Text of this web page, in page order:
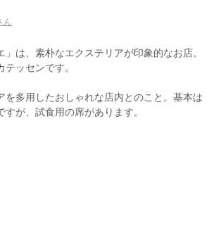
ん
」は、素朴なエクステリアが印象的なお店。
ッセンです。
を多用したおしゃれな店内とのこと。基本は
すが、試食用の席があります。